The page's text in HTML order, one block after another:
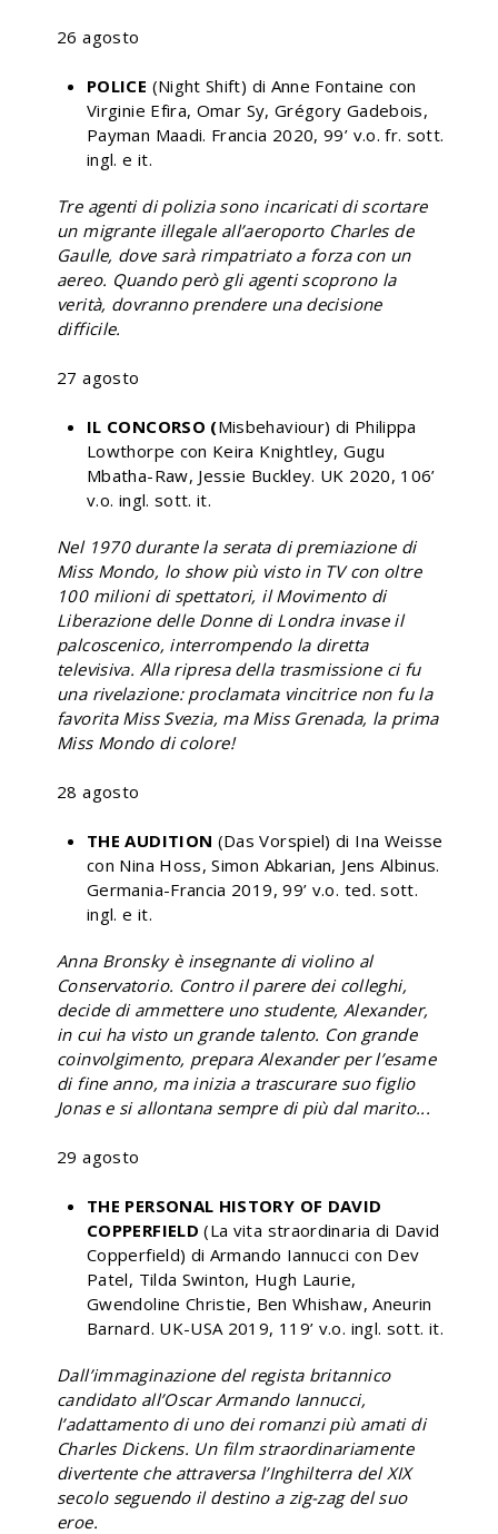
26 agosto
POLICE (Night Shift) di Anne Fontaine con
Virginie Efira, Omar Sy, Grégory Gadebois,
Payman Maadi. Francia 2020, 99’ v.o. fr. sott.
ingl. e it.
Tre agenti di polizia sono incaricati di scortare
un migrante illegale all’aeroporto Charles de
Gaulle, dove sarà rimpatriato a forza con un
aereo. Quando però gli agenti scoprono la
verità, dovranno prendere una decisione
difficile.
27 agosto
IL CONCORSO (Misbehaviour) di Philippa
Lowthorpe con Keira Knightley, Gugu
Mbatha-Raw, Jessie Buckley. UK 2020, 106’
v.o. ingl. sott. it.
Nel 1970 durante la serata di premiazione di
Miss Mondo, lo show più visto in TV con oltre
100 milioni di spettatori, il Movimento di
Liberazione delle Donne di Londra invase il
palcoscenico, interrompendo la diretta
televisiva. Alla ripresa della trasmissione ci fu
una rivelazione: proclamata vincitrice non fu la
favorita Miss Svezia, ma Miss Grenada, la prima
Miss Mondo di colore!
28 agosto
THE AUDITION (Das Vorspiel) di Ina Weisse
con Nina Hoss, Simon Abkarian, Jens Albinus.
Germania-Francia 2019, 99’ v.o. ted. sott.
ingl. e it.
Anna Bronsky è insegnante di violino al
Conservatorio. Contro il parere dei colleghi,
decide di ammettere uno studente, Alexander,
in cui ha visto un grande talento. Con grande
coinvolgimento, prepara Alexander per l’esame
di fine anno, ma inizia a trascurare suo figlio
Jonas e si allontana sempre di più dal marito...
29 agosto
THE PERSONAL HISTORY OF DAVID
COPPERFIELD (La vita straordinaria di David
Copperfield) di Armando Iannucci con Dev
Patel, Tilda Swinton, Hugh Laurie,
Gwendoline Christie, Ben Whishaw, Aneurin
Barnard. UK-USA 2019, 119’ v.o. ingl. sott. it.
Dall’immaginazione del regista britannico
candidato all’Oscar Armando Iannucci,
l’adattamento di uno dei romanzi più amati di
Charles Dickens. Un film straordinariamente
divertente che attraversa l’Inghilterra del XIX
secolo seguendo il destino a zig-zag del suo
eroe.